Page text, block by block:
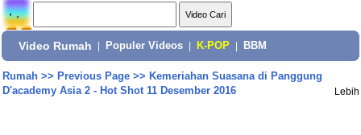
Video Rumah Populer Videos K-POP BBM
Rumah>> Previous Page>> Kemeriahan Suasana di Panggung
D'academy Asia 2 - Hot Shot 11 Desember 2016
Lebih